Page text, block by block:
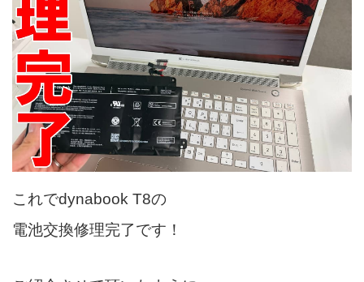
これでdynabook T8の
電池交換修理完了です！